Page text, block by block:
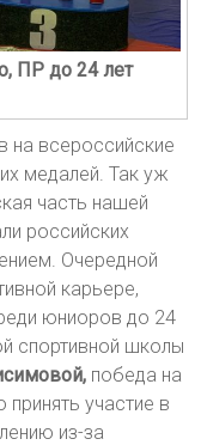
ПР до 24 лет
на всероссийские
медалей. Так уж
часть нашей
российских
Очередной
карьере,
юниоров до 24
спортивной школы
победа на
участие в
из-за